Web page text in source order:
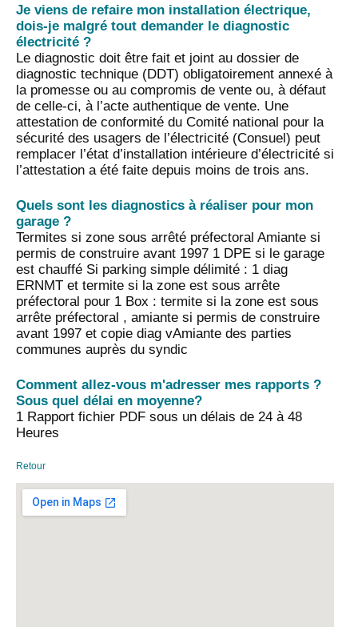
Je viens de refaire mon installation électrique,
dois-je malgré tout demander le diagnostic
électricité ?
Le diagnostic doit être fait et joint au dossier de
diagnostic technique (DDT) obligatoirement annexé à
la promesse ou au compromis de vente ou, à défaut
de celle-ci, à l’acte authentique de vente. Une
attestation de conformité du Comité national pour la
sécurité des usagers de l’électricité (Consuel) peut
remplacer l’état d’installation intérieure d’électricité si
l’attestation a été faite depuis moins de trois ans.
Quels sont les diagnostics à réaliser pour mon
garage ?
Termites si zone sous arrêté préfectoral Amiante si
permis de construire avant 1997 1 DPE si le garage
est chauffé Si parking simple délimité : 1 diag
ERNMT et termite si la zone est sous arrête
préfectoral pour 1 Box : termite si la zone est sous
arrête préfectoral , amiante si permis de construire
avant 1997 et copie diag vAmiante des parties
communes auprès du syndic
Comment allez-vous m'adresser mes rapports ?
Sous quel délai en moyenne?
1 Rapport fichier PDF sous un délais de 24 à 48
Heures
Retour